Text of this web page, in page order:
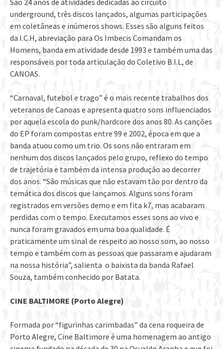
São 24 anos de atividades dedicadas ao circuito
underground, três discos lançados, algumas participações
em coletâneas e inúmeros shows. Esses são alguns feitos
da I.C.H, abreviação para Os Imbecis Comandam os
Homens, banda em atividade desde 1993 e também uma das
responsáveis por toda articulação do Coletivo B.I.L, de
CANOAS​.
“Carnaval, futebol e trago” é o mais recente trabalhos dos
veteranos de Canoas e apresenta quatro sons influenciados
por aquela escola do punk/hardcore dos anos 80. As canções
do EP foram compostas entre 99 e 2002, época em que a
banda atuou como um trio. Os sons não entraram em
nenhum dos discos lançados pelo grupo, reflexo do tempo
de trajetória e também da intensa produção ao decorrer
dos anos. “São músicas que não estavam tão por dentro da
temática dos discos que lançamos. Alguns sons foram
registrados em versões demo e em fita k7, mas acabaram
perdidas com o tempo. Executamos esses sons ao vivo e
nunca foram gravados em uma boa qualidade. É
praticamente um sinal de respeito ao nosso som, ao nosso
tempo e também com as pessoas que passaram e ajudaram
na nossa história”, salienta o baixista da banda Rafael
Souza, também conhecido por Batata.
CINE BALTIMORE (Porto Alegre)
​Formada por “figurinhas carimbadas” da cena roqueira de
Porto Alegre, Cine Baltimore é uma homenagem ao antigo